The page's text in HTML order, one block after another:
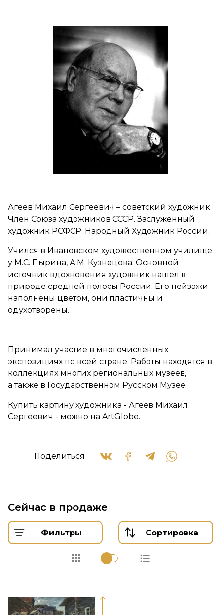
Агеев Михаил Сергеевич – советский художник.
Член Союза художников СССР. Заслуженный
художник РСФСР. Народный Художник России.
Учился в Ивановском художественном училище
у М.С. Пырина, А.М. Кузнецова. Основной
источник вдохновения художник нашел в
природе средней полосы России. Его пейзажи
наполнены цветом, они пластичны и
одухотворены.
Принимал участие в многочисленных
экспозициях по всей стране. Работы находятся в
коллекциях многих региональных музеев,
а также в Государственном Русском Музее.
Купить картину художника - Агеев Михаил
Сергеевич - можно на ArtGlobe.
Поделиться
Сейчас в продаже
Фильтры Сортировка